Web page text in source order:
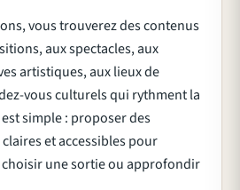
vous trouverez des contenus
aux spectacles, aux
artistiques, aux lieux de
vous culturels qui rythment la
simple : proposer des
et accessibles pour
une sortie ou approfondir